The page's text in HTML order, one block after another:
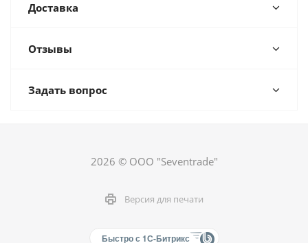
Доставка
Отзывы
Задать вопрос
2026 © ООО "Seventrade"
Версия для печати
Быстро с 1С-Битрикс